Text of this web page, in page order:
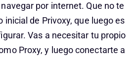
por internet. Que no te
inicial de Privoxy, que luego es
Vas a necesitar tu propio
Proxy, y luego conectarte a